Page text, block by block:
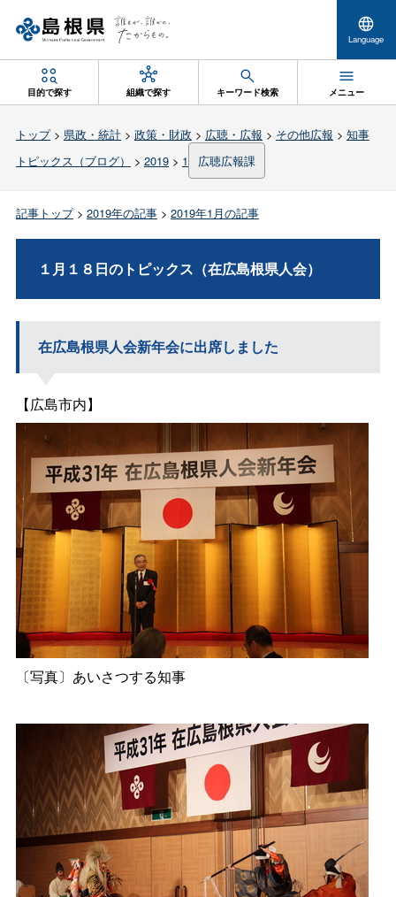
Language
目的で探す 組織で探す キーワード検索 メニュー
トップ> 県政・統計> 政策・財政 > 広聴・広報 > その他広報 > 知事
トピックス（ブログ）
> 2019> 1 広聴広報課
記事トップ> 2019年の記事> 2019年1月の記事
１月１８日のトピックス（在広島根県人会）
在広島根県人会新年会に出席しました
【広島市内】
〔写真〕あいさつする知事